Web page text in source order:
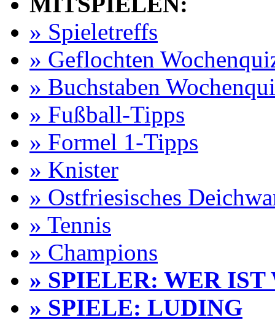
» Spieletreffs
» Geflochten
» Buchstaben
» Fußball-Tipps
» Formel 1-Tipps
» Knister
» Ostfriesisches
» Tennis
» Champions
» SPIELER: WER IST
» SPIELE: LUDING